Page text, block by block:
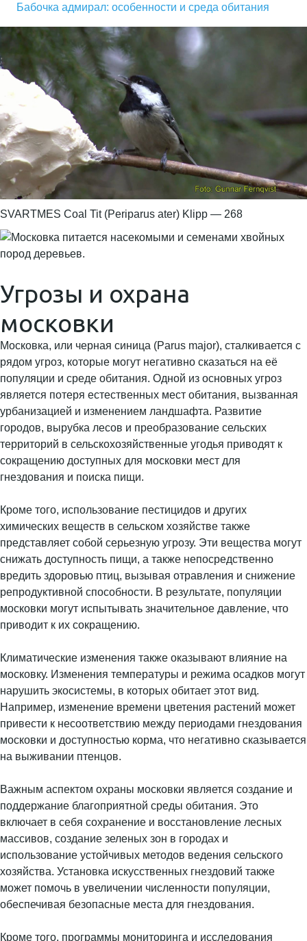
Бабочка адмирал: особенности и среда обитания
SVARTMES Coal Tit (Periparus ater) Klipp — 268
Угрозы и охрана
московки
Московка, или черная синица (Parus major), сталкивается с
рядом угроз, которые могут негативно сказаться на её
популяции и среде обитания. Одной из основных угроз
является потеря естественных мест обитания, вызванная
урбанизацией и изменением ландшафта. Развитие
городов, вырубка лесов и преобразование сельских
территорий в сельскохозяйственные угодья приводят к
сокращению доступных для московки мест для
гнездования и поиска пищи.
Кроме того, использование пестицидов и других
химических веществ в сельском хозяйстве также
представляет собой серьезную угрозу. Эти вещества могут
снижать доступность пищи, а также непосредственно
вредить здоровью птиц, вызывая отравления и снижение
репродуктивной способности. В результате, популяции
московки могут испытывать значительное давление, что
приводит к их сокращению.
Климатические изменения также оказывают влияние на
московку. Изменения температуры и режима осадков могут
нарушить экосистемы, в которых обитает этот вид.
Например, изменение времени цветения растений может
привести к несоответствию между периодами гнездования
московки и доступностью корма, что негативно сказывается
на выживании птенцов.
Важным аспектом охраны московки является создание и
поддержание благоприятной среды обитания. Это
включает в себя сохранение и восстановление лесных
массивов, создание зеленых зон в городах и
использование устойчивых методов ведения сельского
хозяйства. Установка искусственных гнездовий также
может помочь в увеличении численности популяции,
обеспечивая безопасные места для гнездования.
Кроме того, программы мониторинга и исследования